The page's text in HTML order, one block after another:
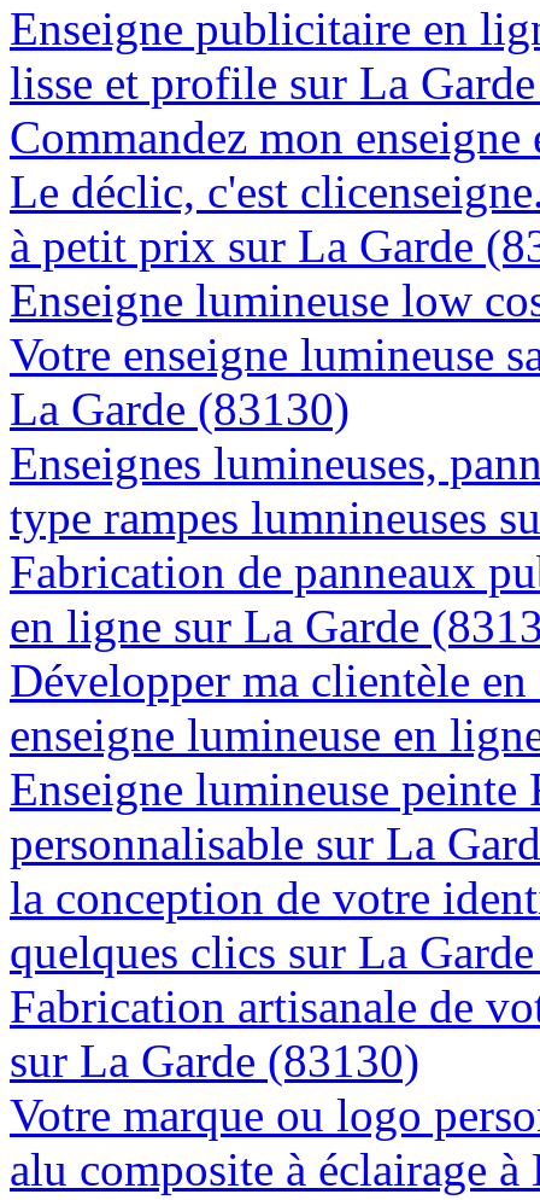
Enseigne publicitaire en
lisse et profile sur La
Commandez mon
Le déclic, c'est
à petit prix sur La Garde
Enseigne lumineuse low
Votre enseigne lumineuse
La Garde (83130)
Enseignes lumineuses,
type rampes lumnineuses
Fabrication de panneaux
en ligne sur La Garde
Développer ma clientèle
enseigne lumineuse en
Enseigne lumineuse
personnalisable sur La
la conception de votre
quelques clics sur La
Fabrication artisanale de
sur La Garde (83130)
Votre marque ou logo
alu composite à éclairage